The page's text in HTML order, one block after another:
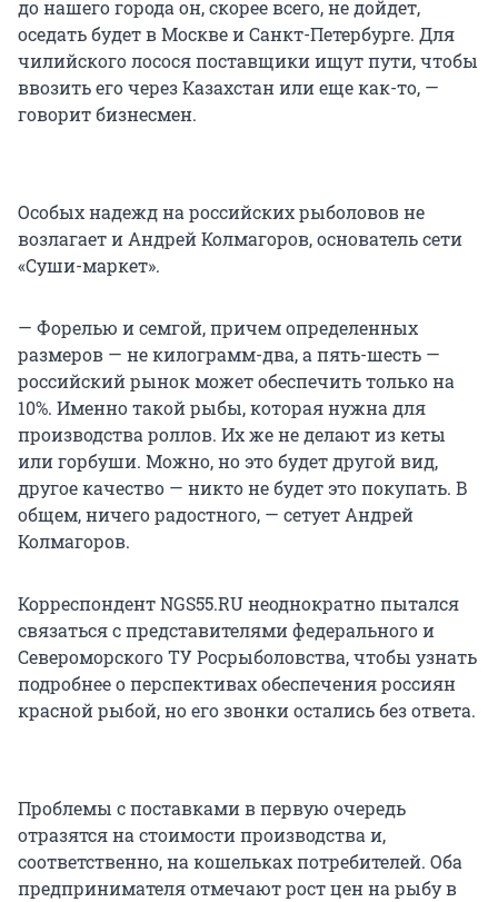
до нашего города он, скорее всего, не дойдет,
оседать будет в Москве и Санкт-Петербурге. Для
чилийского лосося поставщики ищут пути, чтобы
ввозить его через Казахстан или еще как-то, —
говорит бизнесмен.
Особых надежд на российских рыболовов не
возлагает и Андрей Колмагоров, основатель сети
«Суши-маркет».
— Форелью и семгой, причем определенных
размеров — не килограмм-два, а пять-шесть —
российский рынок может обеспечить только на
10%. Именно такой рыбы, которая нужна для
производства роллов. Их же не делают из кеты
или горбуши. Можно, но это будет другой вид,
другое качество — никто не будет это покупать. В
общем, ничего радостного, — сетует Андрей
Колмагоров.
Корреспондент NGS55.RU неоднократно пытался
связаться с представителями федерального и
Североморского ТУ Росрыболовства, чтобы узнать
подробнее о перспективах обеспечения россиян
красной рыбой, но его звонки остались без ответа.
Проблемы с поставками в первую очередь
отразятся на стоимости производства и,
соответственно, на кошельках потребителей. Оба
предпринимателя отмечают рост цен на рыбу в